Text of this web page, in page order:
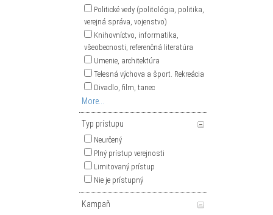
Politické vedy (politológia, politika,
verejná správa, vojenstvo)
Knihovníctvo, informatika,
všeobecnosti, referenčná literatúra
Umenie, architektúra
Telesná výchova a šport. Rekreácia
Divadlo, film, tanec
More...
Typ prístupu
Neurčený
Plný prístup verejnosti
Limitovaný prístup
Nie je prístupný
Kampaň